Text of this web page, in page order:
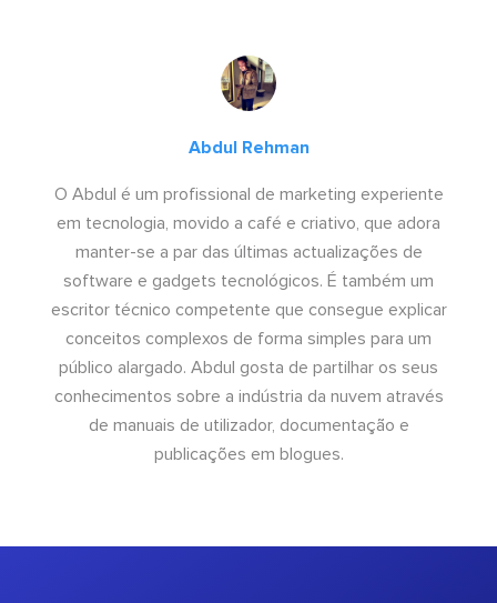
Abdul Rehman
O Abdul é um profissional de marketing experiente
em tecnologia, movido a café e criativo, que adora
manter-se a par das últimas actualizações de
software e gadgets tecnológicos. É também um
escritor técnico competente que consegue explicar
conceitos complexos de forma simples para um
público alargado. Abdul gosta de partilhar os seus
conhecimentos sobre a indústria da nuvem através
de manuais de utilizador, documentação e
publicações em blogues.